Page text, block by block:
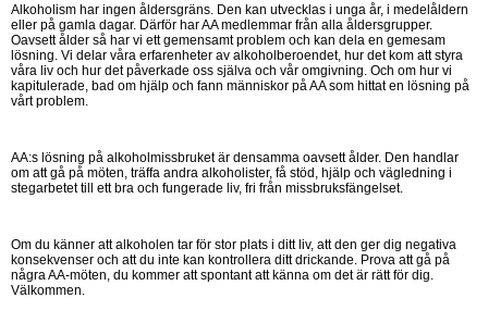
Alkoholism har ingen åldersgräns. Den kan utvecklas i unga år, i medelåldern
eller på gamla dagar. Därför har AA medlemmar från alla åldersgrupper.
Oavsett ålder så har vi ett gemensamt problem och kan dela en gemesam
lösning. Vi delar våra erfarenheter av alkoholberoendet, hur det kom att styra
våra liv och hur det påverkade oss själva och vår omgivning. Och om hur vi
kapitulerade, bad om hjälp och fann människor på AA som hittat en lösning på
vårt problem.
AA:s lösning på alkoholmissbruket är densamma oavsett ålder. Den handlar
om att gå på möten, träffa andra alkoholister, få stöd, hjälp och vägledning i
stegarbetet till ett bra och fungerade liv, fri från missbruksfängelset.
Om du känner att alkoholen tar för stor plats i ditt liv, att den ger dig negativa
konsekvenser och att du inte kan kontrollera ditt drickande. Prova att gå på
några AA-möten, du kommer att spontant att känna om det är rätt för dig.
Välkommen.